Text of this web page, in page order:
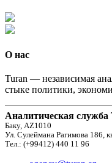
О нас
Turan — независимая
стыке политики,
Аналитическая служба
Баку, AZ1010
Ул. Сулеймана Рагимова 186,
Тел.: (+99412) 440 11 96